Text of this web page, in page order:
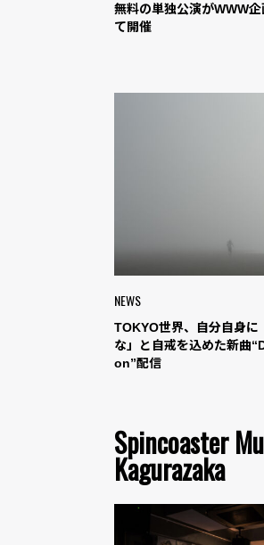
無料の単独公演がWWW
て開催
NEWS
TOKYO世界、自分自身に
な」と自戒を込めた新曲
on”配信
Spincoaster
Kagurazaka